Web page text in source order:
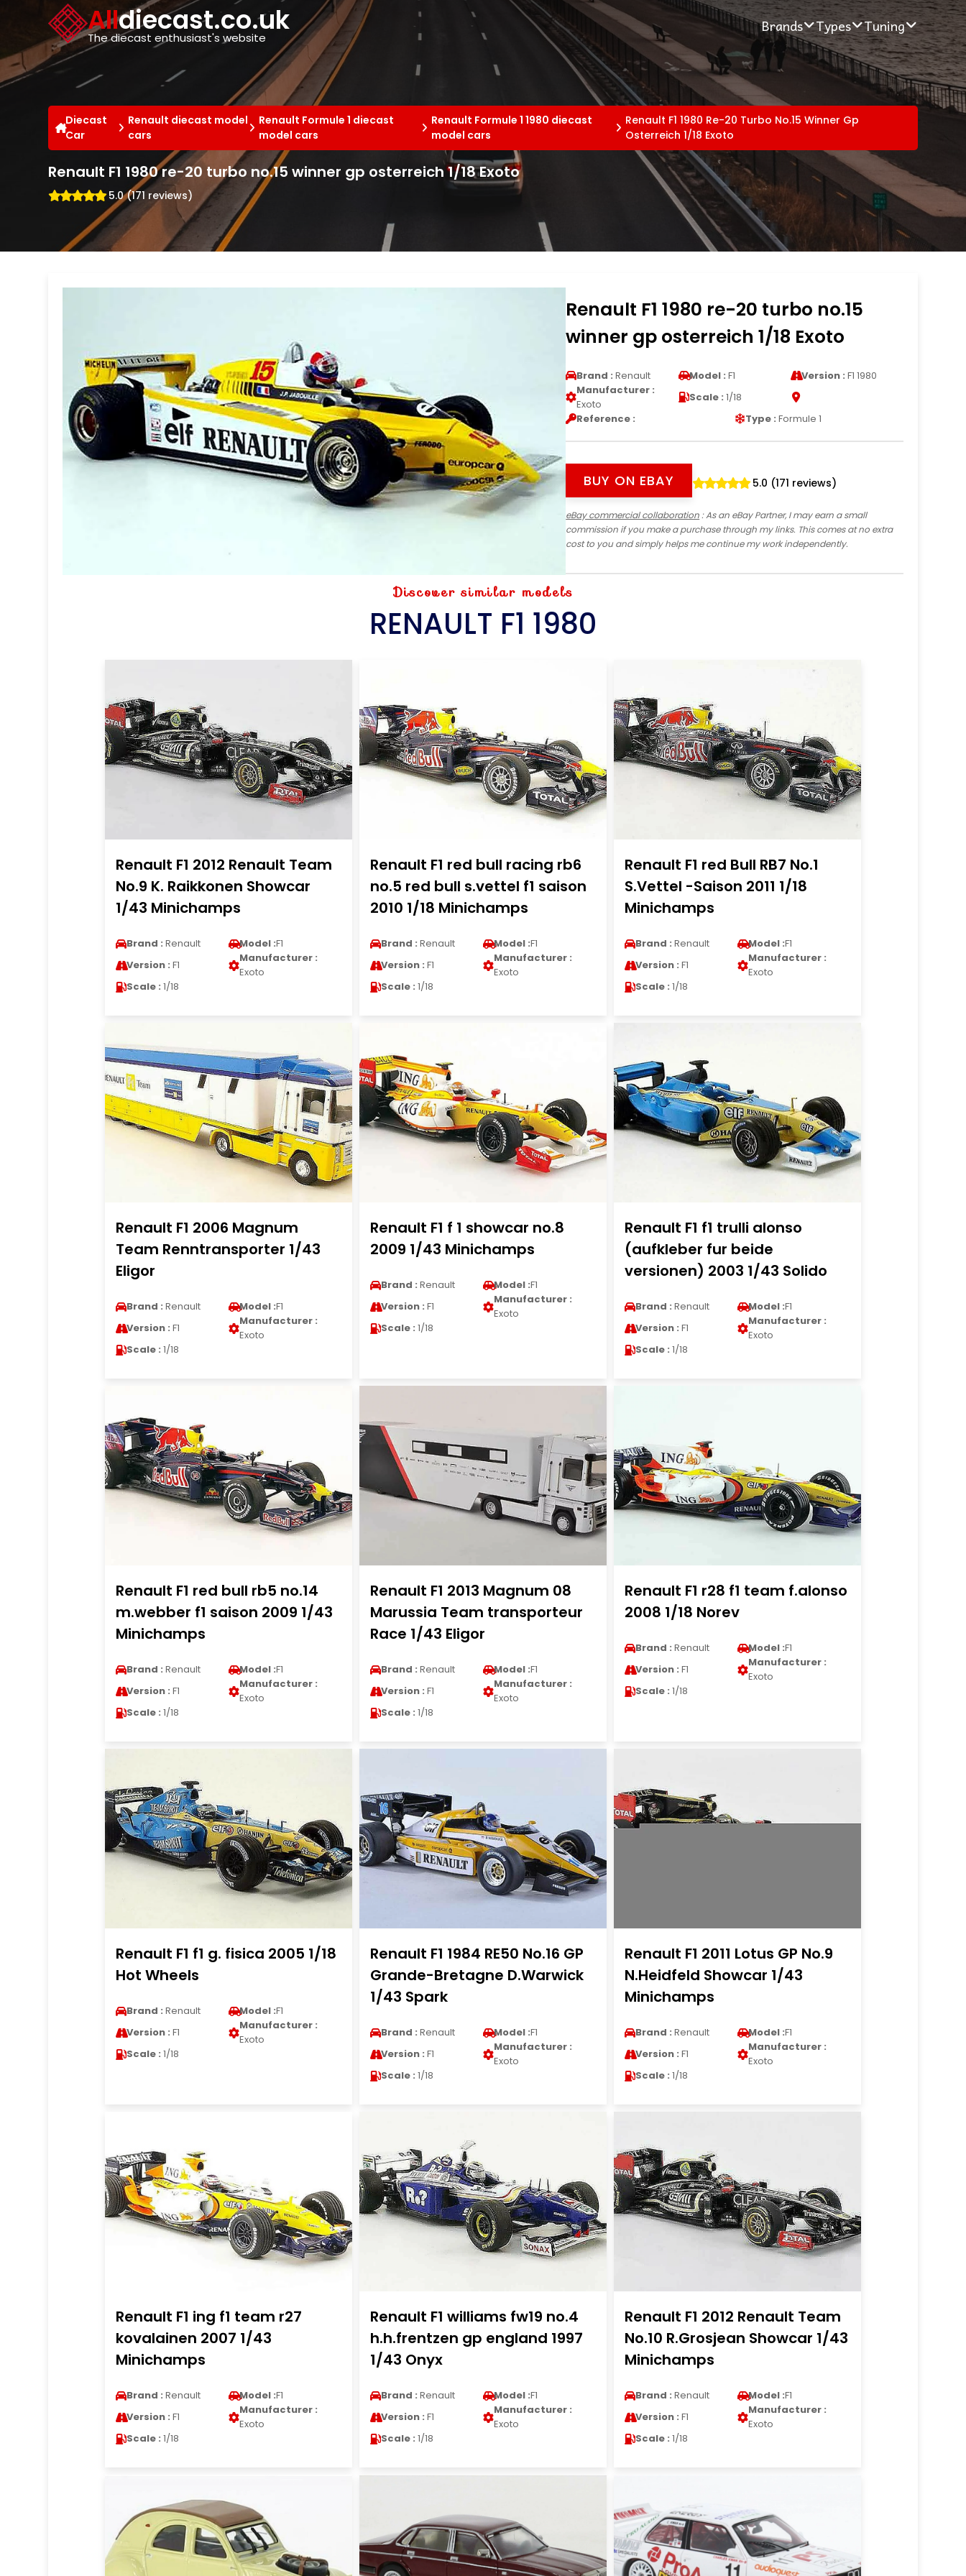
Alldiecast.co.uk
The diecast enthusiast's website
Brands Types Tuning
Diecast
Car
Renault diecast model
cars
Renault Formule 1 diecast
model cars
Renault Formule 1 1980 diecast
model cars
Renault F1 1980 Re-20 Turbo No.15 Winner Gp
Osterreich 1/18 Exoto
Renault F1 1980 re-20 turbo no.15 winner gp osterreich 1/18 Exoto
5.0 (171 reviews)
Renault F1 1980 re-20 turbo no.15
winner gp osterreich 1/18 Exoto
Brand : Renault Model : F1 Version : F1 1980
Manufacturer :
Exoto
Scale : 1/18
Reference :
Type : Formule 1
BUY ON EBAY 5.0 (171 reviews)
eBay commercial collaboration: As an eBay Partner, I may earn a small
commission if you make a purchase through my links. This comes at no extra
cost to you and simply helps me continue my work independently.
Discover similar models
RENAULT F1 1980
Renault F1 2012 Renault Team
No.9 K. Raikkonen Showcar
1/43 Minichamps
Brand : Renault Model :F1
Version : F1
Manufacturer :
Exoto
Scale : 1/18
Renault F1 red bull racing rb6
no.5 red bull s.vettel f1 saison
2010 1/18 Minichamps
Brand : Renault Model :F1
Version : F1
Manufacturer :
Exoto
Scale : 1/18
Renault F1 red Bull RB7 No.1
S.Vettel -Saison 2011 1/18
Minichamps
Brand : Renault Model :F1
Version : F1
Manufacturer :
Exoto
Scale : 1/18
Renault F1 2006 Magnum
Team Renntransporter 1/43
Eligor
Brand : Renault Model :F1
Version : F1
Manufacturer :
Exoto
Scale : 1/18
Renault F1 f 1 showcar no.8
2009 1/43 Minichamps
Brand : Renault Model :F1
Version : F1
Manufacturer :
Exoto
Scale : 1/18
Renault F1 f1 trulli alonso
(aufkleber fur beide
versionen) 2003 1/43 Solido
Brand : Renault Model :F1
Version : F1
Manufacturer :
Exoto
Scale : 1/18
Renault F1 red bull rb5 no.14
m.webber f1 saison 2009 1/43
Minichamps
Brand : Renault Model :F1
Version : F1
Manufacturer :
Exoto
Scale : 1/18
Renault F1 2013 Magnum 08
Marussia Team transporteur
Race 1/43 Eligor
Brand : Renault Model :F1
Version : F1
Manufacturer :
Exoto
Scale : 1/18
Renault F1 r28 f1 team f.alonso
2008 1/18 Norev
Brand : Renault Model :F1
Version : F1
Manufacturer :
Exoto
Scale : 1/18
Renault F1 f1 g. fisica 2005 1/18
Hot Wheels
Brand : Renault Model :F1
Version : F1
Manufacturer :
Exoto
Scale : 1/18
Renault F1 1984 RE50 No.16 GP
Grande-Bretagne D.Warwick
1/43 Spark
Brand : Renault Model :F1
Version : F1
Manufacturer :
Exoto
Scale : 1/18
Renault F1 2011 Lotus GP No.9
N.Heidfeld Showcar 1/43
Minichamps
Brand : Renault Model :F1
Version : F1
Manufacturer :
Exoto
Scale : 1/18
Renault F1 ing f1 team r27
kovalainen 2007 1/43
Minichamps
Brand : Renault Model :F1
Version : F1
Manufacturer :
Exoto
Scale : 1/18
Renault F1 williams fw19 no.4
h.h.frentzen gp england 1997
1/43 Onyx
Brand : Renault Model :F1
Version : F1
Manufacturer :
Exoto
Scale : 1/18
Renault F1 2012 Renault Team
No.10 R.Grosjean Showcar 1/43
Minichamps
Brand : Renault Model :F1
Version : F1
Manufacturer :
Exoto
Scale : 1/18
Cookies management panel